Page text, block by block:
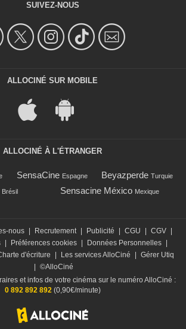
SUIVEZ-NOUS
ALLOCINÉ SUR MOBILE
ALLOCINÉ À L'ÉTRANGER
SensaCine Espagne Beyazperde Turquie
Brésil Sensacine México Mexique
nous Recrutement Publicité CGU CGV
Préférences cookies Données Personnelles
d'écriture Les services AlloCiné
Gérer Utiq
©AlloCiné
et infos de votre cinéma sur le numéro AlloCiné :
0 892 892 892(0,90€/minute)